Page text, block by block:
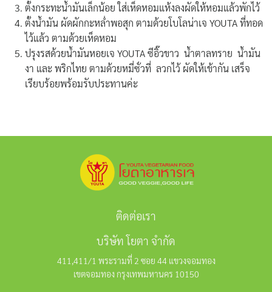
ตั้งกระทะน้ำมันเล็กน้อย ใส่เห็ดหอมแห้งลงผัดให้หอมแล้วพักไว้
ตั้งน้ำมัน ผัดผักกะหล่ำพอสุก ตามด้วยโบโลน่าเจ YOUTA ที่ทอด
ไว้แล้ว ตามด้วยเห็ดหอม
ปรุงรสด้วยน้ำมันหอยเจ YOUTA ซีอิ๊วขาว น้ำตาลทราย น้ำมัน
งา และ พริกไทย ตามด้วยหมี่ซั่วที่ ลวกไว้ ผัดให้เข้ากัน เสร็จ
เรียบร้อยพร้อมรับประทานค่ะ
ติดต่อเรา
บริษัท โยตา จำกัด
411,411/1 พระรามที่ 2 ซอย 44 แขวงจอมทอง
เขตจอมทอง กรุงเทพมหานคร 10150